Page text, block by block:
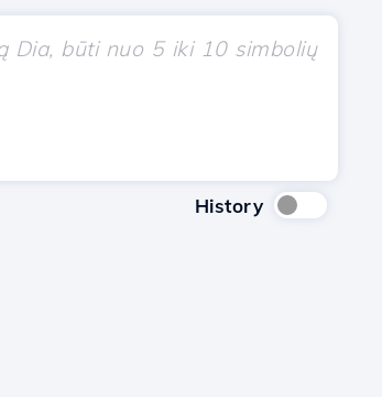
History